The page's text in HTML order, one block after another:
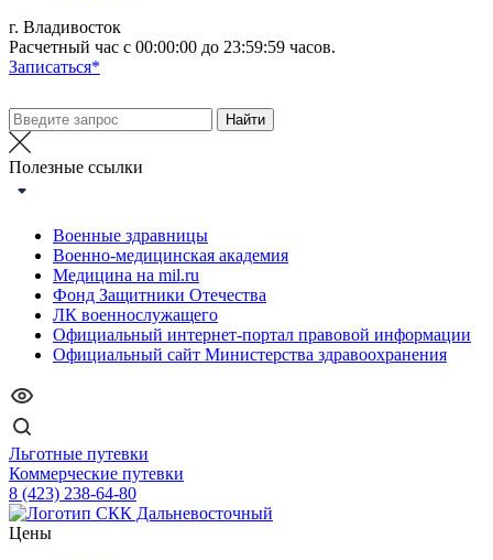
г. Владивосток
Расчетный час с 00:00:00 до 23:59:59 часов.
Записаться*
Полезные ссылки
Военные здравницы
Военно-медицинская академия
Медицина на mil.ru
Фонд Защитники Отечества
ЛК военнослужащего
Официальный интернет-портал правовой информации
Официальный сайт Министерства здравоохранения
Льготные путевки
Коммерческие путевки
8 (423) 238-64-80
Цены